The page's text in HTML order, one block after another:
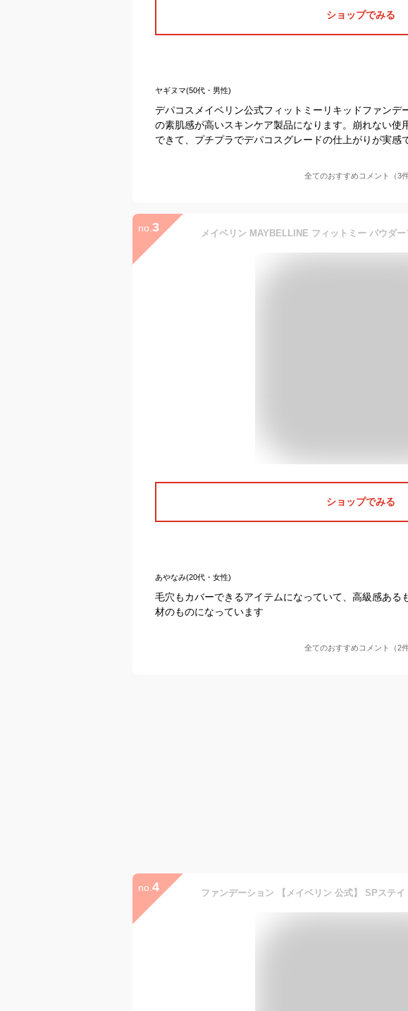
ショップでみる
ヤギヌマ(50代・男性)
デパコスメイベリン公式フィットミーリキッドファンデ
の素肌感が高いスキンケア製品になります。崩れない使
できて、プチプラでデパコスグレードの仕上がりが実感
全てのおすすめコメント（3件
no. 3
ショップでみる
あやなみ(20代・女性)
毛穴もカバーできるアイテムになっていて、高級感ある
材のものになっています
全てのおすすめコメント（2件
no. 4